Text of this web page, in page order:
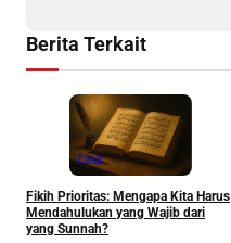
Berita Terkait
Fiqih
Fikih Prioritas: Mengapa Kita Harus
Mendahulukan yang Wajib dari
yang Sunnah?